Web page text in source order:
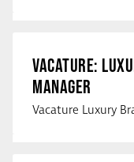
VACATURE:
MANAGER